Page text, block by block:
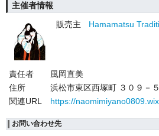
主催者情報
販売主
Hamamatsu
責任者
風岡直美
住所
浜松市東区西塚町 ３０９－
関連URL
https://
お問い合わせ先